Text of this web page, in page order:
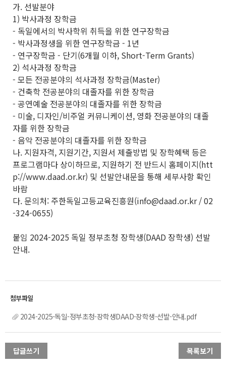
가. 선발분야
1) 박사과정 장학금
- 독일에서의 박사학위 취득을 위한 연구장학금
- 박사과정생을 위한 연구장학금 - 1년
- 연구장학금 - 단기(6개월 이하, Short-Term Grants)
2) 석사과정 장학금
- 모든 전공분야의 석사과정 장학금(Master)
- 건축학 전공분야의 대졸자를 위한 장학금
- 공연예술 전공분야의 대졸자를 위한 장학금
- 미술, 디자인/비주얼 커뮤니케이션, 영화 전공분야의 대졸
자를 위한 장학금
- 음악 전공분야의 대졸자를 위한 장학금
나. 지원자격, 지원기간, 지원서 제출방법 및 장학혜택 등은
프로그램마다 상이하므로, 지원하기 전 반드시 홈페이지(htt
p://www.daad.or.kr) 및 선발안내문을 통해 세부사항 확인
바람
다. 문의처: 주한독일고등교육진흥원(info@daad.or.kr / 02
-324-0655)
붙임 2024-2025 독일 정부초청 장학생(DAAD 장학생) 선발
안내.
2024-2025-독일-정부초청-장학생DAAD-장학생-선발-안내.pdf
답글쓰기 목록보기